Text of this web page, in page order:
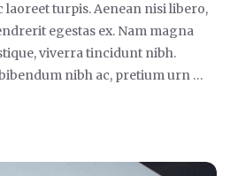
laoreet turpis. Aenean nisi libero,
egestas ex. Nam magna
viverra tincidunt nibh.
nibh ac, pretium urn …